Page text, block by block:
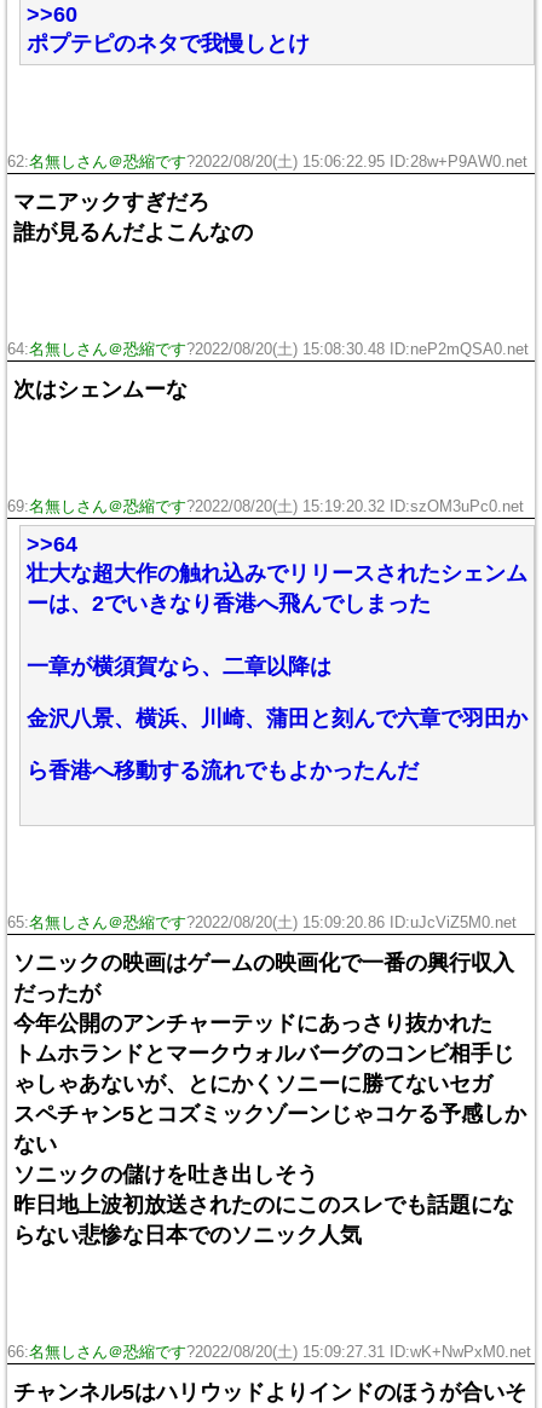
>>60
ポプテピのネタで我慢しとけ
62:名無しさん＠恐縮です?2022/08/20(土) 15:06:22.95 ID:28w+P9AW0.net
マニアックすぎだろ
誰が見るんだよこんなの
64:名無しさん＠恐縮です?2022/08/20(土) 15:08:30.48 ID:neP2mQSA0.net
次はシェンムーな
69:名無しさん＠恐縮です?2022/08/20(土) 15:19:20.32 ID:szOM3uPc0.net
>>64
壮大な超大作の触れ込みでリリースされたシェンム
ーは、2でいきなり香港へ飛んでしまった
一章が横須賀なら、二章以降は
金沢八景、横浜、川崎、蒲田と刻んで六章で羽田か
ら香港へ移動する流れでもよかったんだ
65:名無しさん＠恐縮です?2022/08/20(土) 15:09:20.86 ID:uJcViZ5M0.net
ソニックの映画はゲームの映画化で一番の興行収入
だったが
今年公開のアンチャーテッドにあっさり抜かれた
トムホランドとマークウォルバーグのコンビ相手じ
ゃしゃあないが、とにかくソニーに勝てないセガ
スペチャン5とコズミックゾーンじゃコケる予感しか
ない
ソニックの儲けを吐き出しそう
昨日地上波初放送されたのにこのスレでも話題にな
らない悲惨な日本でのソニック人気
66:名無しさん＠恐縮です?2022/08/20(土) 15:09:27.31 ID:wK+NwPxM0.net
チャンネル5はハリウッドよりインドのほうが合いそ